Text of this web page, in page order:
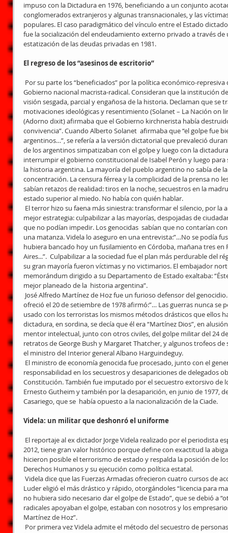
impuso con la Dictadura en 1976, beneficiando a un conjunto
conglomerados extranjeros y algunas transnacionales, y las
populares. El caso paradigmático del vínculo entre el Estado
fue la socialización del endeudamiento externo privado a través
estatización de las deudas privadas en 1981.
El regreso de los “asesinos de escritorio”
Gobierno nacional macrista-radical. Consideran que la institución
visión sesgada, parcial y engañosa de la historia. Declaman que
motivaciones ideológicas y resentimiento (Solanet – La Nación on
(Adorno dixit) afirmaba que el Gobierno kirchnerista había
convivencia”. Cuando Alberto Solanet  afirmaba que “el golpe fue
argentinos…”, se refería a la versión dictatorial que prevaleció
de los argentinos simpatizaban con el golpe y luego con la
interrumpir el gobierno constitucional de Isabel Perón y luego
la historia argentina. La mayoría del pueblo argentino no sabía de
concentración. La censura férrea y la complicidad de la prensa no
sabían retazos de realidad: tiros en la noche, secuestros en la
estado superior al miedo. No había con quién hablar.
mejor estrategia: culpabilizar a las mayorías, despojadas de
que no podían impedir. Los genocidas  sabían que no contarían
una matanza. Videla lo aseguro en una entrevista:”…No se podía
hubiera bancado hoy un fusilamiento en Córdoba, mañana tres en
Aires...”.  Culpabilizar a la sociedad fue el plan más perdurable del
su gran mayoría fueron víctimas y no victimarios. El embajador
memorándum dirigido a su Departamento de Estado exaltaba:
mejor planeado de la  historia argentina”.
ofreció el 20 de setiembre de 1978 afirmó:”… Las guerras nunca se
usado con los terroristas los mismos métodos drásticos que ellos
dictadura, en sordina, se decía que él era “Martínez Dios”, en
mentor intelectual, junto con otros civiles, del golpe militar del 24
retratos de George Bush y Margaret Thatcher, y algunos trofeos
el ministro del Interior general Albano Harguindeguy.
responsabilidad en los secuestros y desapariciones de delegados
Constitución. También fue imputado por el secuestro extorsivo de
Ernesto Gutheim y también por la desaparición, en junio de 1977,
Casariego, que se  había opuesto a la nacionalización de la Ciade.
Videla: un militar que deshonró el uniforme
2012, tiene gran valor histórico porque define con exactitud la
hicieron posible el terrorismo de estado y respalda la posición de
Derechos Humanos y su ejecución como política estatal.
Luder eligió el más drástico y rápido, otorgándoles “licencia para
no hubiera sido necesario dar el golpe de Estado”, que se debió a
radicales apoyaban el golpe, estaban con nosotros y los
Martínez de Hoz”.